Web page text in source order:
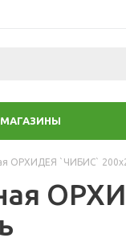
МАГАЗИНЫ
ОРХИДЕЯ `ЧИБИС`